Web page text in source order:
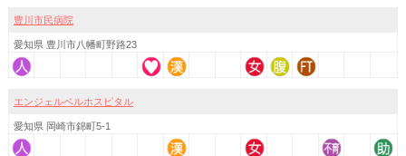
豊川市民病院
愛知県 豊川市八幡町野路23
エンジェルベルホスピタル
愛知県 岡崎市錦町5-1